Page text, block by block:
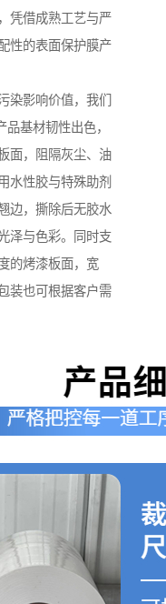
凭借成熟工艺与严
性的表面保护膜产
染影响价值，我们
基材韧性出色，
面，阻隔灰尘、油
水性胶与特殊助剂
边，撕除后无胶水
泽与色彩。同时支
的烤漆板面，宽
装也可根据客户需